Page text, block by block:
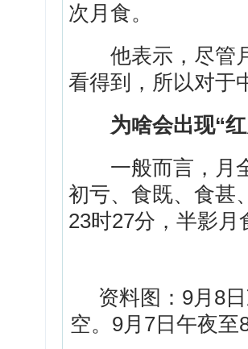
次月食。
他表示，尽管月
看得到，所以对于
为啥会出现“
一般而言，月全
初亏、食既、食甚
23时27分，半影
资料图：9月8
空。9月7日午夜